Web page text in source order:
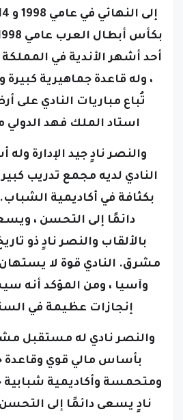
بكأس أبطال العرب عامي 1998 و 2000
أحد أشهر الأندية في
، وله قاعدة جماهيرية
تُباع مباريات النادي على
استاد الملك فهد الدولي
والنصر نادٍ جيد الإدارة
النادي لديه مجمع تدريب
بكثافة في أكاديمية
دائمًا إلى التحسن ،
بالألقاب والنصر نادٍ ذو
مشرق. النادي قوة لا
وآسيا ، ومن المؤكد أنه
إنجازات عظيمة في
والنصر نادي له مستقبل
بأساس مالي قوي وقاعدة
ومتحمسة وأكاديمية شبابية
نادٍ يسعى دائمًا إلى التحسن